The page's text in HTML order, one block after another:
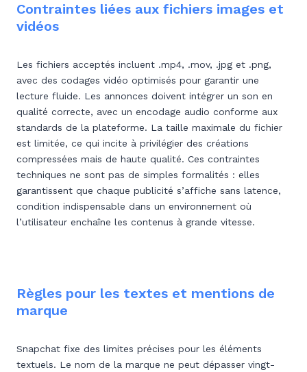
Contraintes liées aux fichiers images et
vidéos
Les fichiers acceptés incluent .mp4, .mov, .jpg et .png,
avec des codages vidéo optimisés pour garantir une
lecture fluide. Les annonces doivent intégrer un son en
qualité correcte, avec un encodage audio conforme aux
standards de la plateforme. La taille maximale du fichier
est limitée, ce qui incite à privilégier des créations
compressées mais de haute qualité. Ces contraintes
techniques ne sont pas de simples formalités : elles
garantissent que chaque publicité s’affiche sans latence,
condition indispensable dans un environnement où
l’utilisateur enchaîne les contenus à grande vitesse.
Règles pour les textes et mentions de
marque
Snapchat fixe des limites précises pour les éléments
textuels. Le nom de la marque ne peut dépasser vingt-